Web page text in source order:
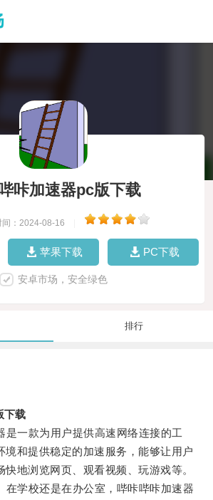
咔加速器pc版下载
间：2024-08-16
苹果下载 PC下载
安卓市场，安全绿色
排行
下载
一款为用户提供高速网络连接的工
境和提供稳定的加速服务，能够让用户
地浏览网页、观看视频、玩游戏等。
学校还是在办公室，哔咔哔咔加速器